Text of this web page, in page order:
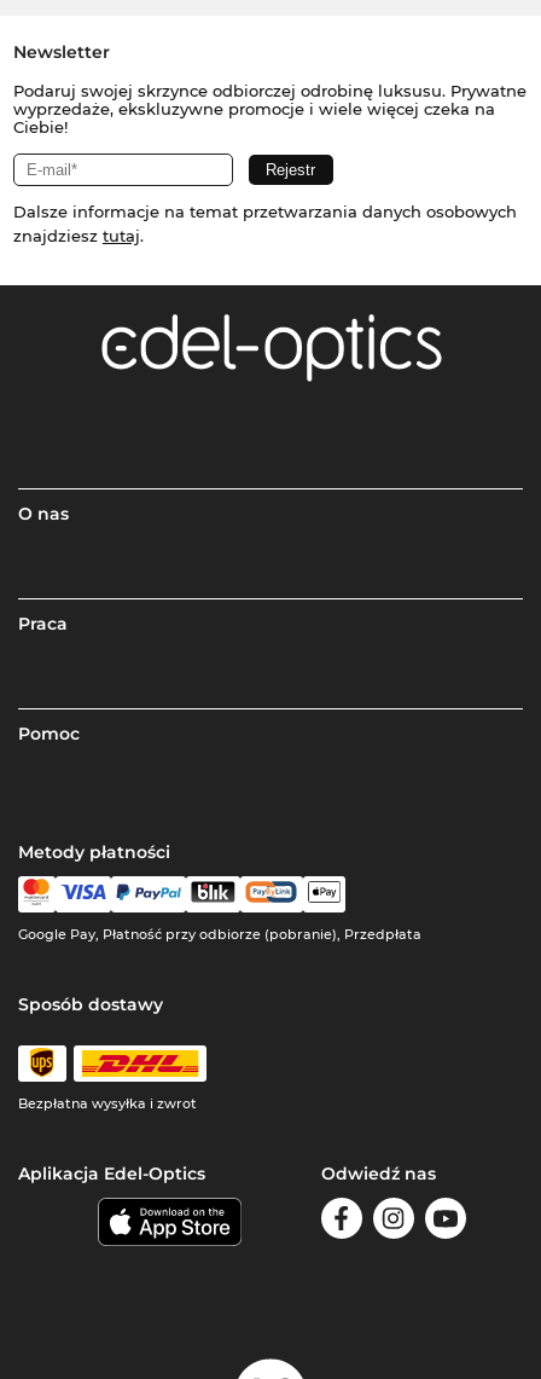
Newsletter
Podaruj swojej skrzynce odbiorczej odrobinę luksusu. Prywatne
wyprzedaże, ekskluzywne promocje i wiele więcej czeka na
Ciebie!
Dalsze informacje na temat przetwarzania danych osobowych
znajdziesz tutaj.
O nas
Praca
Pomoc
Metody płatności
Google Pay, Płatność przy odbiorze (pobranie), Przedpłata
Sposób dostawy
Bezpłatna wysyłka i zwrot
Aplikacja Edel-Optics Odwiedź nas